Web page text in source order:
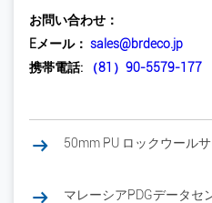
お問い合わせ：
Eメール： sales@brdeco.jp
携帯電話:
（81） 90-5579-177
50mm PU ロックウール
マレーシアPDGデータセ